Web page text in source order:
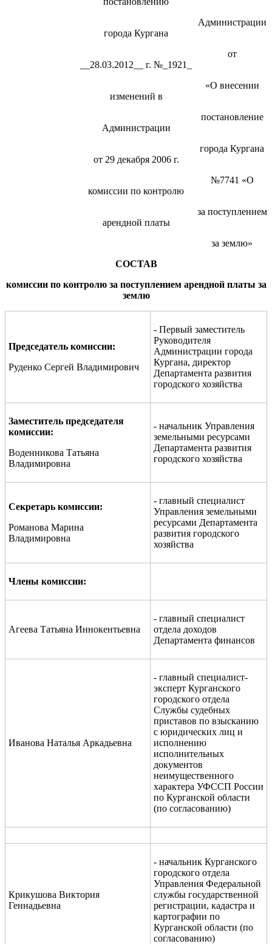
Администрации
города Кургана
от
__28.03.2012__ г. №_1921_
«О внесении
изменений в
постановление
Администрации
города Кургана
от 29 декабря 2006 г.
№7741 «О
комиссии по контролю
за поступлением
арендной платы
за землю»
СОСТАВ
комиссии по контролю за поступлением арендной платы за
землю
Председатель комиссии:
Руденко Сергей Владимирович
- Первый заместитель
Руководителя
Администрации города
Кургана, директор
Департамента развития
городского хозяйства
Заместитель председателя
комиссии:
Воденникова Татьяна
Владимировна
- начальник Управления
земельными ресурсами
Департамента развития
городского хозяйства
Секретарь комиссии:
Романова Марина
Владимировна
- главный специалист
Управления земельными
ресурсами Департамента
развития городского
хозяйства
Члены комиссии:
Агеева Татьяна Иннокентьевна
- главный специалист
отдела доходов
Департамента финансов
Иванова Наталья Аркадьевна
- главный специалист-
эксперт Курганского
городского отдела
Службы судебных
приставов по взысканию
с юридических лиц и
исполнению
исполнительных
документов
неимущественного
характера УФССП России
по Курганской области
(по согласованию)
Крикушова Виктория
Геннадьевна
- начальник Курганского
городского отдела
Управления Федеральной
службы государственной
регистрации, кадастра и
картографии по
Курганской области (по
согласованию)